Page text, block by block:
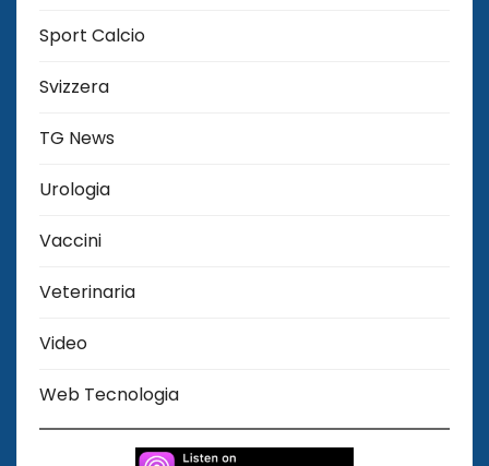
Sport Calcio
Svizzera
TG News
Urologia
Vaccini
Veterinaria
Video
Web Tecnologia